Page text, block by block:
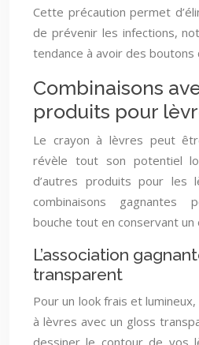
Cette précaution permet
de prévenir les infections,
tendance à avoir des boutons
Combinaisons
produits pour
Le crayon à lèvres peut
révèle tout son potentiel
d’autres produits pour les
combinaisons gagnantes
bouche tout en conservant
L’association
transparent
Pour un look frais et
à lèvres avec un gloss
dessiner le contour de vos